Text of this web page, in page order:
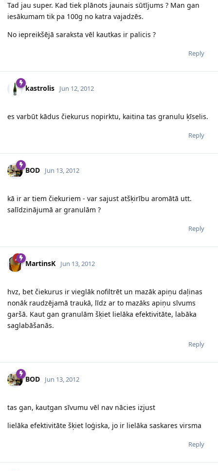
Tad jau super. Kad tiek plānots jaunais sūtījums ? Man gan
iesākumam tik pa 100g no katra vajadzēs.
No iepreikšējā saraksta vēl kautkas ir palicis ?
Reply
kastrolis Jun 12, 2012
es varbūt kādus čiekurus nopirktu, kaitina tas granulu ķīselis.
Reply
BOD Jun 13, 2012
kā ir ar tiem čiekuriem - var sajust atšķirību aromātā utt.
salīdzinājumā ar granulām ?
Reply
MartinsK Jun 13, 2012
hvz, bet čiekurus ir vieglāk nofiltrēt un mazāk apiņu daļinas
nonāk raudzējamā traukā, līdz ar to mazāks apiņu sīvums
garšā. Kaut gan granulām šķiet lielāka efektivitāte, labāka
saglabāšanās.
Reply
BOD Jun 13, 2012
tas gan, kautgan sīvumu vēl nav nācies izjust
lielāka efektivitāte šķiet loģiska, jo ir lielāka saskares virsma
Reply